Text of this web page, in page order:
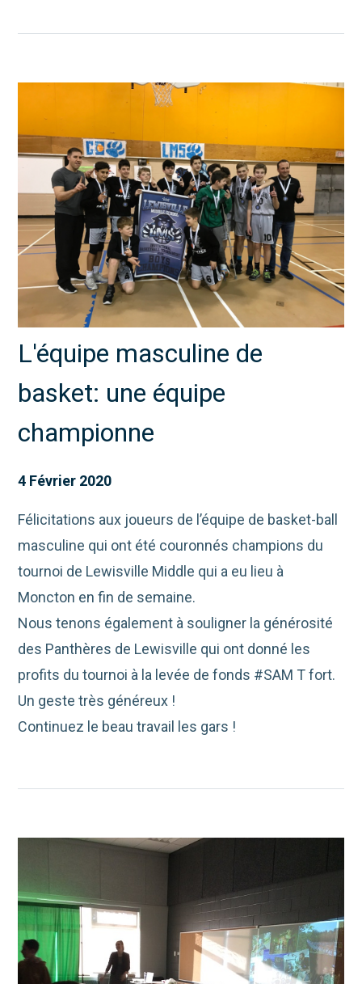
L'équipe masculine de
basket: une équipe
championne
4 Février 2020
Félicitations aux joueurs de l’équipe de basket-ball
masculine qui ont été couronnés champions du
tournoi de Lewisville Middle qui a eu lieu à
Moncton en fin de semaine.
Nous tenons également à souligner la générosité
des Panthères de Lewisville qui ont donné les
profits du tournoi à la levée de fonds #SAM T fort.
Un geste très généreux !
Continuez le beau travail les gars !